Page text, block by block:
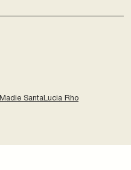
Madie SantaLucia Rho